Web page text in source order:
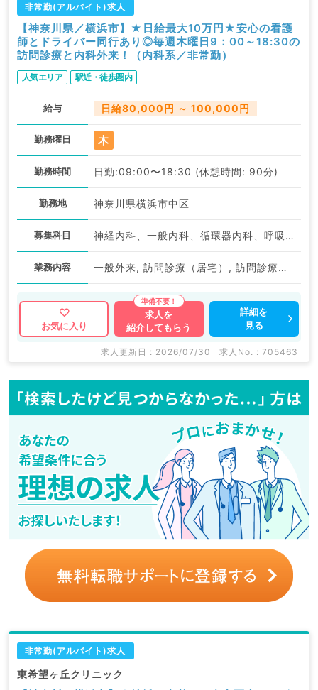
非常勤(アルバイト)求人
【神奈川県／横浜市】★日給最大10万円★安心の看護
師とドライバー同行あり◎毎週木曜日9：00～18:30の
訪問診療と内科外来！（内科系／非常勤）
人気エリア 駅近・徒歩圏内
給与 日給80,000円 ～ 100,000円
勤務曜日 木
勤務時間 日勤:09:00〜18:30 (休憩時間: 90分)
勤務地 神奈川県横浜市中区
募集科目 神経内科、一般内科、循環器内科、呼吸器内科、消化器内科、内分泌・代謝内科、腎臓内科、老年内科、血液内科、膠原病科
業務内容 一般外来, 訪問診療（居宅）, 訪問診療（施設）, 訪問診療（居宅）, 訪問診療（施設）
お気に入り
求人を
紹介してもらう
詳細を
見る
求人更新日 : 2026/07/30 求人No. : 705463
非常勤(アルバイト)求人
東希望ヶ丘クリニック